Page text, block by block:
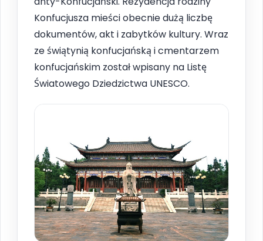
Konfucjusza mieści obecnie dużą liczbę
dokumentów, akt i zabytków kultury. Wraz
ze świątynią konfucjańską i cmentarzem
konfucjańskim został wpisany na Listę
Światowego Dziedzictwa UNESCO.